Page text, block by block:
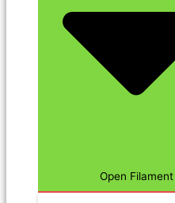
Open Filament